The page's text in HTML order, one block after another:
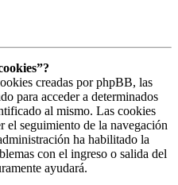
creadas por phpBB, las
para acceder a determinados
al mismo. Las cookies
el seguimiento de la navegación
ha habilitado la
con el ingreso o salida del
ayudará.